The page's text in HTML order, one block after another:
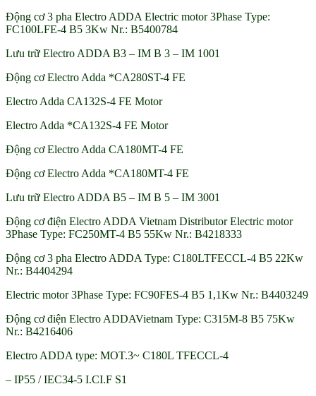
Động cơ 3 pha Electro ADDA Electric motor 3Phase Type:
FC100LFE-4 B5 3Kw Nr.: B5400784
Lưu trữ Electro ADDA B3 – IM B 3 – IM 1001
Động cơ Electro Adda *CA280ST-4 FE
Electro Adda CA132S-4 FE Motor
Electro Adda *CA132S-4 FE Motor
Động cơ Electro Adda CA180MT-4 FE
Động cơ Electro Adda *CA180MT-4 FE
Lưu trữ Electro ADDA B5 – IM B 5 – IM 3001
Động cơ điện Electro ADDA Vietnam Distributor Electric motor
3Phase Type: FC250MT-4 B5 55Kw Nr.: B4218333
Động cơ 3 pha Electro ADDA Type: C180LTFECCL-4 B5 22Kw
Nr.: B4404294
Electric motor 3Phase Type: FC90FES-4 B5 1,1Kw Nr.: B4403249
Động cơ điện Electro ADDAVietnam Type: C315M-8 B5 75Kw
Nr.: B4216406
Electro ADDA type: MOT.3~ C180L TFECCL-4
– IP55 / IEC34-5 I.CI.F S1